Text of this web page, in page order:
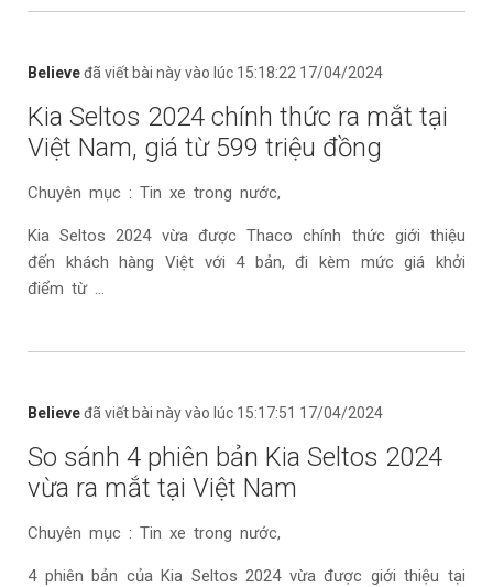
Believeđã viết bài này vào lúc 15:18:22 17/04/2024
Kia Seltos 2024 chính thức ra mắt tại
Việt Nam, giá từ 599 triệu đồng
Chuyên mục : Tin xe trong nước,
Kia Seltos 2024 vừa được Thaco chính thức giới thiệu
đến khách hàng Việt với 4 bản, đi kèm mức giá khởi
điểm từ ...
Believeđã viết bài này vào lúc 15:17:51 17/04/2024
So sánh 4 phiên bản Kia Seltos 2024
vừa ra mắt tại Việt Nam
Chuyên mục : Tin xe trong nước,
4 phiên bản của Kia Seltos 2024 vừa được giới thiệu tại